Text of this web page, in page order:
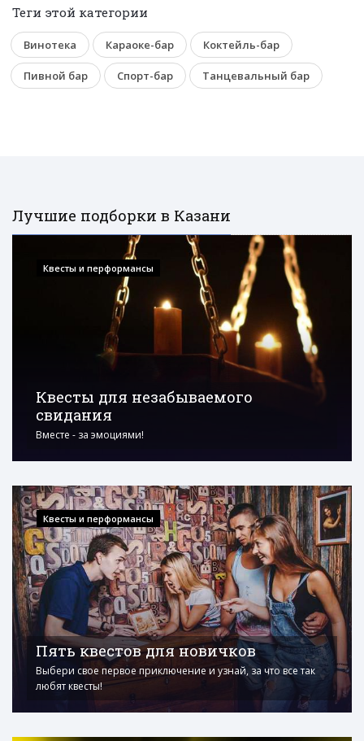
Теги этой категории
Винотека Караоке-бар Коктейль-бар
Пивной бар Спорт-бар Танцевальный бар
Лучшие подборки в Казани
Квесты и перформансы
Квесты для незабываемого
свидания
Вместе - за эмоциями!
Квесты и перформансы
Пять квестов для новичков
Выбери свое первое приключение и узнай, за что все так
любят квесты!